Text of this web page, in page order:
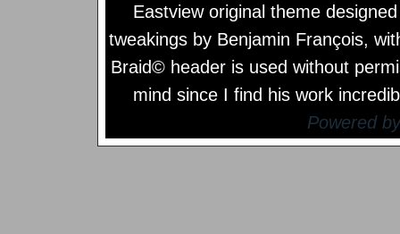
Eastview original theme
tweakings by Benjamin François,
Braid© header is used without
mind since I find his work
Powered